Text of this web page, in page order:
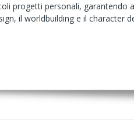
progetti personali, garantendo
il worldbuilding e il character